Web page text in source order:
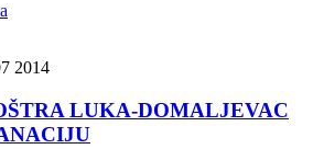
2014
LUKA-DOMALJEVAC